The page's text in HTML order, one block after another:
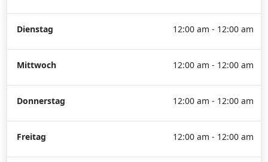
Dienstag 12:00 am - 12:00 am
Mittwoch 12:00 am - 12:00 am
Donnerstag 12:00 am - 12:00 am
Freitag 12:00 am - 12:00 am